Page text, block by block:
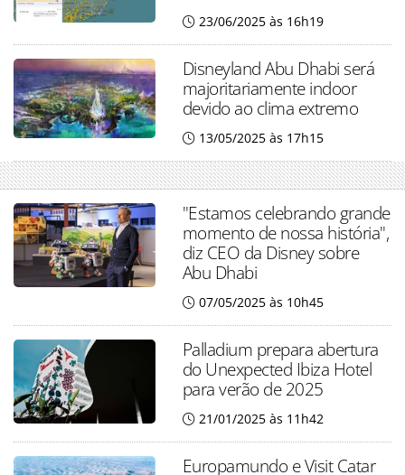
23/06/2025 às 16h19
Disneyland Abu Dhabi será
majoritariamente indoor
devido ao clima extremo
13/05/2025 às 17h15
"Estamos celebrando grande
momento de nossa história",
diz CEO da Disney sobre
Abu Dhabi
07/05/2025 às 10h45
Palladium prepara abertura
do Unexpected Ibiza Hotel
para verão de 2025
21/01/2025 às 11h42
Europamundo e Visit Catar